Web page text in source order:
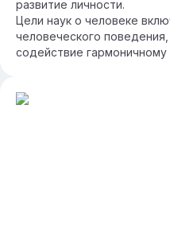
развитие личности.
Цели наук о человеке
человеческого
содействие